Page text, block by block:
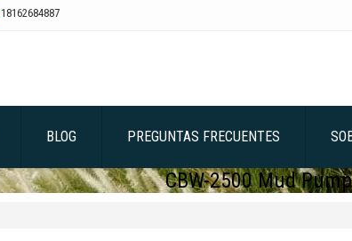
18162684887
BLOG PREGUNTAS FRECUENTES
CBW-2500 Mud Pump